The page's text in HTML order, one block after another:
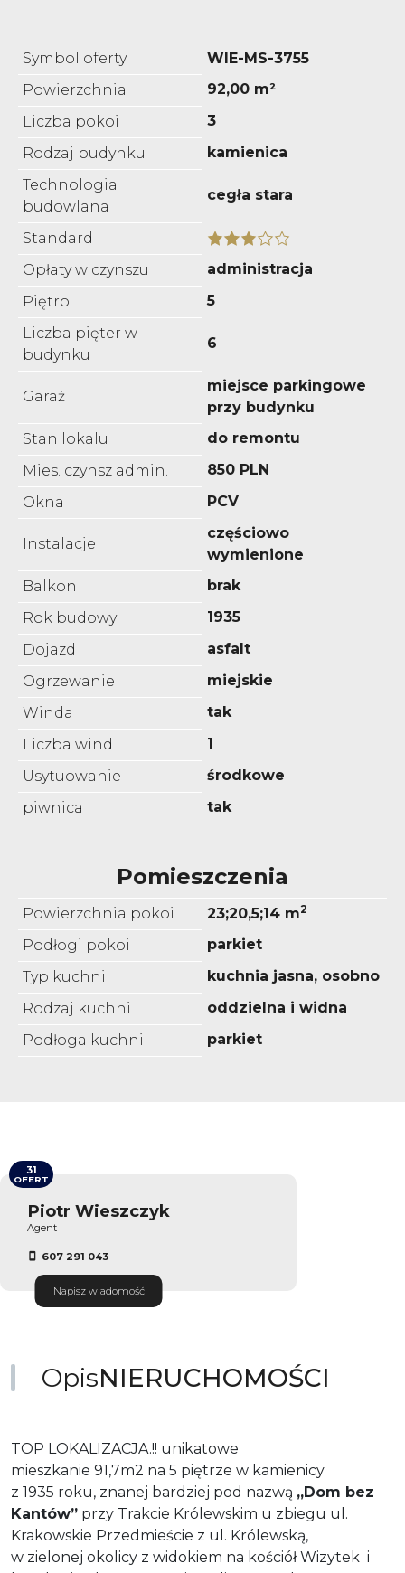
Symbol oferty
WIE-MS-3755
Powierzchnia
92,00 m²
Liczba pokoi
3
Rodzaj budynku
kamienica
Technologia
budowlana
cegła stara
Standard
Opłaty w czynszu
administracja
Piętro
5
Liczba pięter w
budynku
6
Garaż
miejsce parkingowe
przy budynku
Stan lokalu
do remontu
Mies. czynsz admin.
850 PLN
Okna
PCV
Instalacje
częściowo
wymienione
Balkon
brak
Rok budowy
1935
Dojazd
asfalt
Ogrzewanie
miejskie
Winda
tak
Liczba wind
1
Usytuowanie
środkowe
piwnica
tak
Pomieszczenia
Powierzchnia pokoi 23;20,5;14 m2
Podłogi pokoi
parkiet
Typ kuchni
kuchnia jasna, osobno
Rodzaj kuchni
oddzielna i widna
Podłoga kuchni
parkiet
Piotr Wieszczyk
Agent
607 291 043
Napisz wiadomość
31
OFERT
OpisNIERUCHOMOŚCI
TOP LOKALIZACJA.!! unikatowe
mieszkanie 91,7m2 na 5 piętrze w kamienicy
z 1935 roku, znanej bardziej pod nazwą ,,Dom bez
Kantów” przy Trakcie Królewskim u zbiegu ul.
Krakowskie Przedmieście z ul. Królewską,
w zielonej okolicy z widokiem na kościół Wizytek i